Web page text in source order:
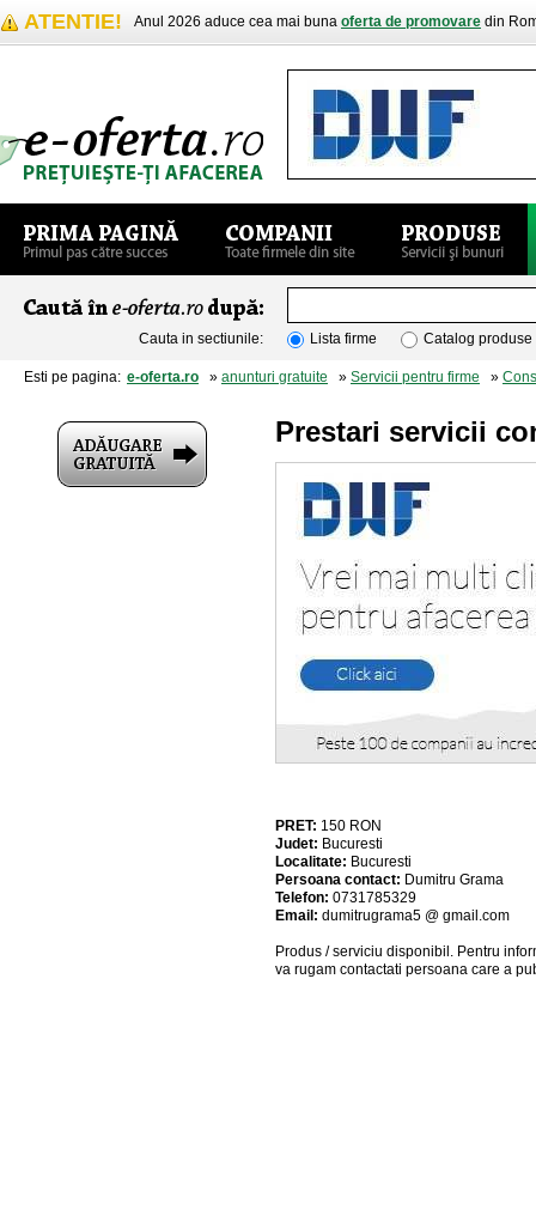
ATENTIE! Anul 2026 aduce cea mai buna oferta de promovare din
Cauta in sectiunile: Lista firme Catalog produse
Esti pe pagina: e-oferta.ro » anunturi gratuite » Servicii pentru firme »
Prestari servicii
PRET: 150 RON
Judet: Bucuresti
Localitate: Bucuresti
Persoana contact: Dumitru Grama
Telefon: 0731785329
Email: dumitrugrama5 @ gmail.com
Produs / serviciu disponibil . Pentru
va rugam contactati persoana care a